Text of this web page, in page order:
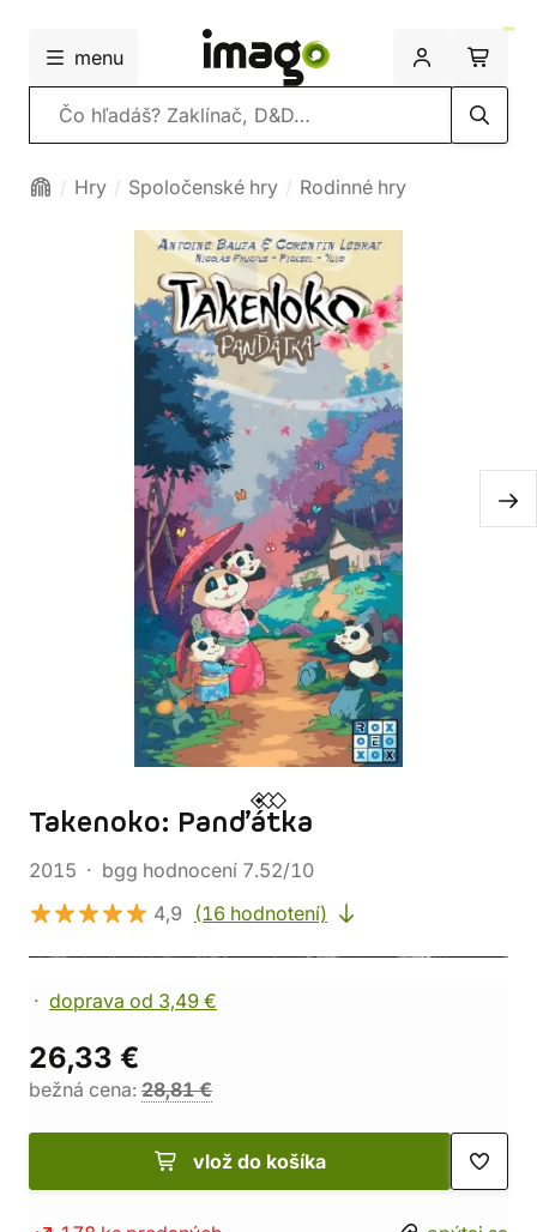
menu
Vyhľadávanie
Hry Spoločenské hry Rodinné hry
Takenoko: Panďátka
2015
bgg hodnocení 7.52/10
4,9 (16 hodnotení)
doprava od 3,49 €
26,33 €
bežná cena: 28,81 €
vlož do košíka